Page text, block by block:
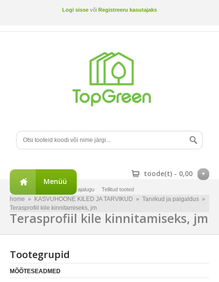
Logi sisse või Registreeru kasutajaks
toode(t) - 0,00
Tellimuste ajalugu Tellitud tooted
Menüü
home » KASVUHOONE KILED JA TARVIKUD » Tarvikud ja paigaldus »
Terasprofiil kile kinnitamiseks, jm
Terasprofiil kile kinnitamiseks, jm
Tootegrupid
MÕÕTESEADMED